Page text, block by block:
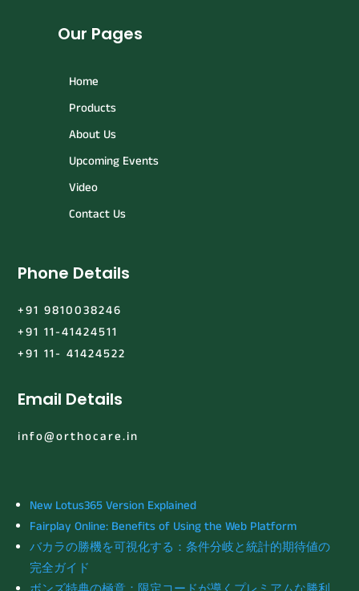
Our Pages
Home
Products
About Us
Upcoming Events
Video
Contact Us
Phone Details
+91 9810038246
+91 11-41424511
+91 11- 41424522
Email Details
info@orthocare.in
New Lotus365 Version Explained
Fairplay Online: Benefits of Using the Web Platform
バカラの勝機を可視化する：条件分岐と統計的期待値の
完全ガイド